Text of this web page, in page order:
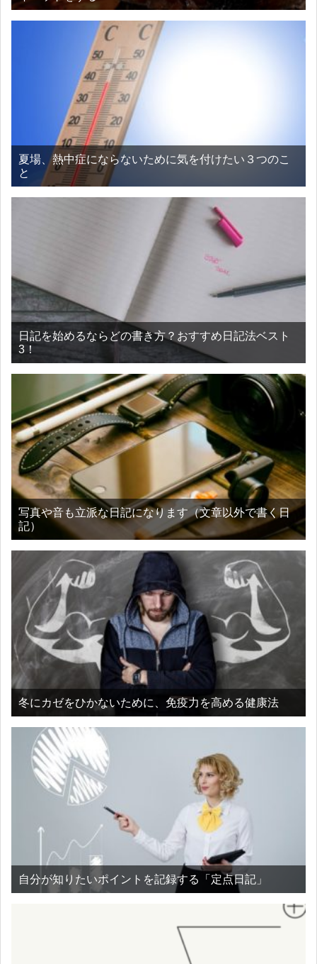
夏場、熱中症にならないために気を付けたい３つのこ
と
日記を始めるならどの書き方？おすすめ日記法ベスト
3！
写真や音も立派な日記になります（文章以外で書く日
記）
冬にカゼをひかないために、免疫力を高める健康法
自分が知りたいポイントを記録する「定点日記」